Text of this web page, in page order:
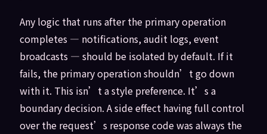
Any logic that runs after the primary operation
completes — notifications, audit logs, event
broadcasts — should be isolated by default. If it
fails, the primary operation shouldn’t go down
with it. This isn’t a style preference. It’s a
boundary decision. A side effect having full control
over the request’s response code was always the